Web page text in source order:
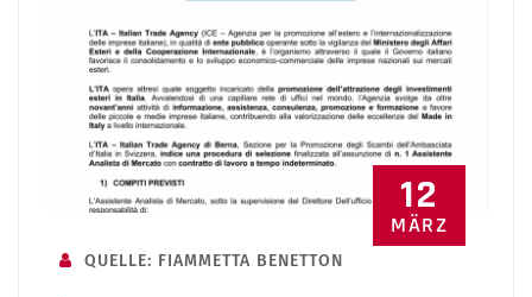
12
MÄRZ
QUELLE: FIAMMETTA BENETTON